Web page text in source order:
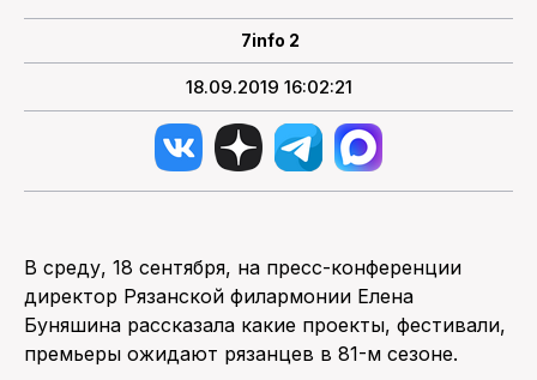
7info 2
18.09.2019 16:02:21
В среду, 18 сентября, на пресс-конференции
директор Рязанской филармонии Елена
Буняшина рассказала какие проекты, фестивали,
премьеры ожидают рязанцев в 81-м сезоне.